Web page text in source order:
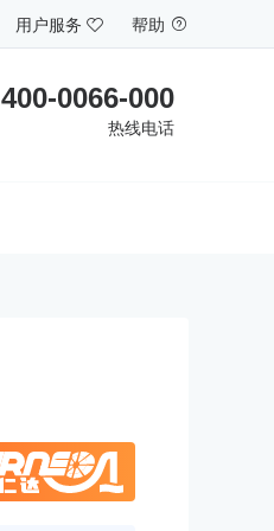
用户服务 帮助
400-0066-000
热线电话